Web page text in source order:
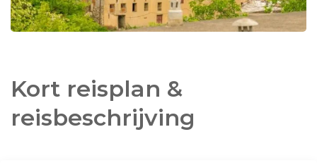
Kort reisplan &
reisbeschrijving